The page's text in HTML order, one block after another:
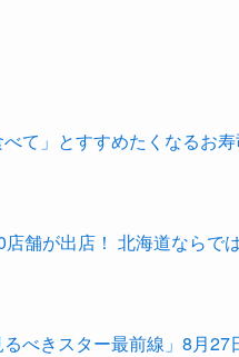
て」とすすめたくなるお
舗が出店！ 北海道ならで
るべきスター最前線」8月